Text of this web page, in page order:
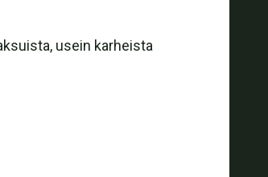
usein karheista